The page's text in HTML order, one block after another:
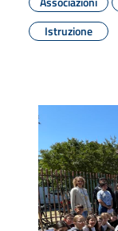
Istruzione